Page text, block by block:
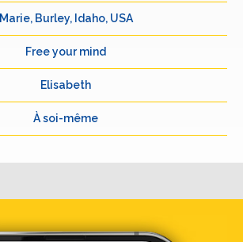
Marie, Burley, Idaho, USA
Free your mind
Elisabeth
À soi-même